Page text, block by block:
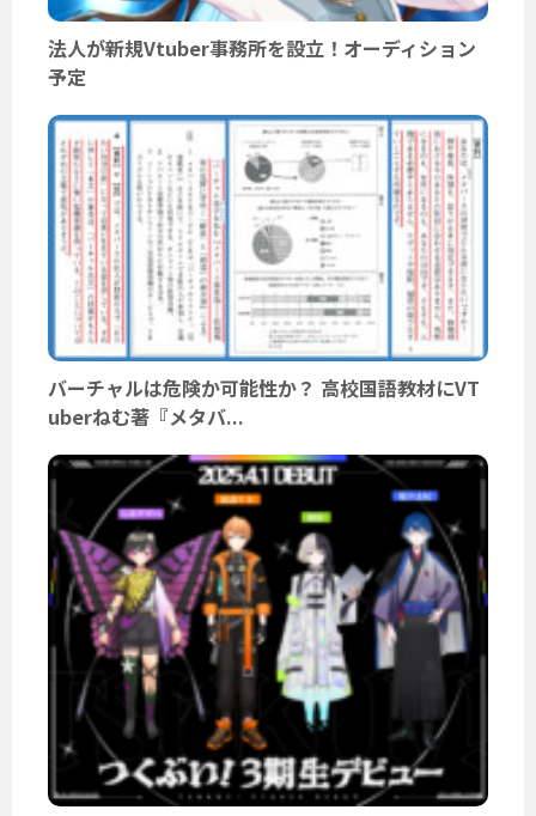
法人が新規Vtuber事務所を設立！オーディション
予定
バーチャルは危険か可能性か？ 高校国語教材にVT
uberねむ著『メタバ...